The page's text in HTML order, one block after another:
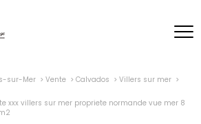
sur-Mer Vente Calvados
Villers sur mer
xxx villers sur mer propriete normande vue mer 8